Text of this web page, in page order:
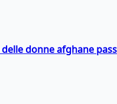
donne afghane